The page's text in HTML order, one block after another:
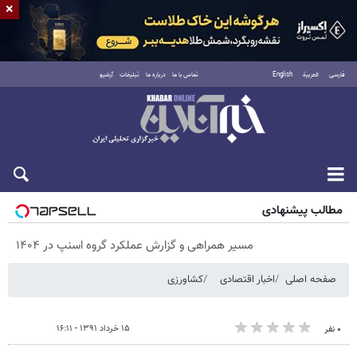
فارسی العربية English تماس با ما درباره ما تبلیغات آرشیو
شنبه ۱۷ مرداد ۱۴۰۵
مطالب پیشنهادی
مسیر همراهی و گزارش عملکرد گروه اسنپ در ۱۴۰۴
صفحه اصلی اخبار اقتصادی کشاورزی
۰ نفر ۱۵ خرداد ۱۳۹۱ - ۱۶:۱۱
×